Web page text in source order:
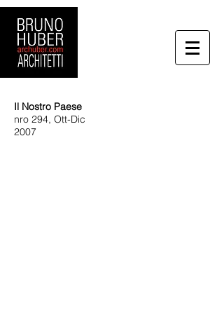
Il Nostro Paese
nro 294, Ott-Dic
2007